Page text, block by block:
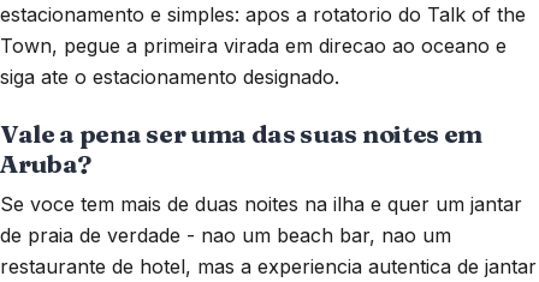
estacionamento e simples: apos a rotatorio do Talk of the
Town, pegue a primeira virada em direcao ao oceano e
siga ate o estacionamento designado.
Vale a pena ser uma das suas noites em
Aruba?
Se voce tem mais de duas noites na ilha e quer um jantar
de praia de verdade - nao um beach bar, nao um
restaurante de hotel, mas a experiencia autentica de jantar